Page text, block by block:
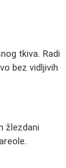
tkiva. Radi
bez vidljivih
žlezdani